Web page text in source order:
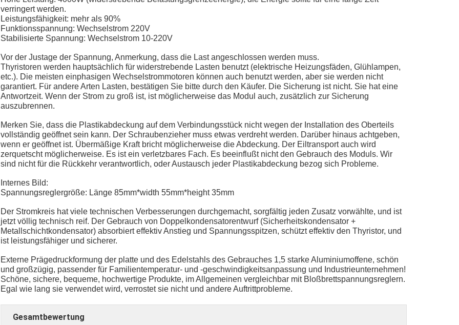
verringert werden.
Leistungsfähigkeit: mehr als 90%
Funktionsspannung: Wechselstrom 220V
Stabilisierte Spannung: Wechselstrom 10-220V
Vor der Justage der Spannung, Anmerkung, dass die Last angeschlossen werden muss.
Thyristoren werden hauptsächlich für widerstrebende Lasten benutzt (elektrische Heizungsfäden, Glühlampen,
etc.). Die meisten einphasigen Wechselstrommotoren können auch benutzt werden, aber sie werden nicht
garantiert. Für andere Arten Lasten, bestätigen Sie bitte durch den Käufer. Die Sicherung ist nicht. Sie hat eine
Antwortzeit. Wenn der Strom zu groß ist, ist möglicherweise das Modul auch, zusätzlich zur Sicherung
auszubrennen.
Merken Sie, dass die Plastikabdeckung auf dem Verbindungsstück nicht wegen der Installation des Oberteils
vollständig geöffnet sein kann. Der Schraubenzieher muss etwas verdreht werden. Darüber hinaus achtgeben,
wenn er geöffnet ist. Übermäßige Kraft bricht möglicherweise die Abdeckung. Der Eiltransport auch wird
zerquetscht möglicherweise. Es ist ein verletzbares Fach. Es beeinflußt nicht den Gebrauch des Moduls. Wir
sind nicht für die Rückkehr verantwortlich, oder Austausch jeder Plastikabdeckung bezog sich Probleme.
Internes Bild:
Spannungsreglergröße: Länge 85mm*width 55mm*height 35mm
Der Stromkreis hat viele technischen Verbesserungen durchgemacht, sorgfältig jeden Zusatz vorwählte, und ist
jetzt völlig technisch reif. Der Gebrauch von Doppelkondensatorentwurf (Sicherheitskondensator +
Metallschichtkondensator) absorbiert effektiv Anstieg und Spannungsspitzen, schützt effektiv den Thyristor, und
ist leistungsfähiger und sicherer.
Externe Prägedruckformung der platte und des Edelstahls des Gebrauches 1,5 starke Aluminiumoffene, schön
und großzügig, passender für Familientemperatur- und -geschwindigkeitsanpassung und Industrieunternehmen!
Schöne, sichere, bequeme, hochwertige Produkte, im Allgemeinen vergleichbar mit Bloßbrettspannungsreglern.
Egal wie lang sie verwendet wird, verrostet sie nicht und andere Auftrittprobleme.
Gesamtbewertung